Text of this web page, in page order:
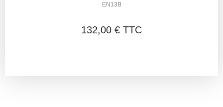
EN13B
132,00 € TTC